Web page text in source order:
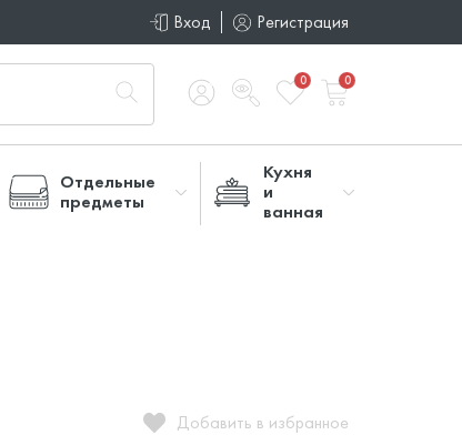
Вход Регистрация
0 0
Отдельные
предметы
Кухня
и
ванная
Добавить в избранное